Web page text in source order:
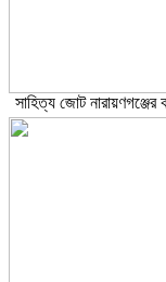
সাহিত্য জোট